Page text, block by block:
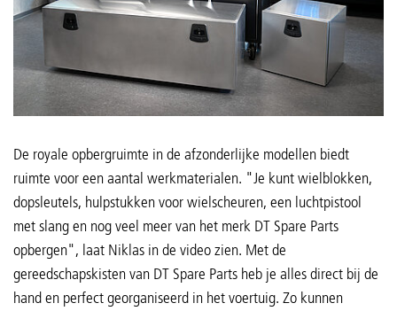
De royale opbergruimte in de afzonderlijke modellen biedt
ruimte voor een aantal werkmaterialen. "Je kunt wielblokken,
dopsleutels, hulpstukken voor wielscheuren, een luchtpistool
met slang en nog veel meer van het merk DT Spare Parts
opbergen", laat Niklas in de video zien. Met de
gereedschapskisten van DT Spare Parts heb je alles direct bij de
hand en perfect georganiseerd in het voertuig. Zo kunnen